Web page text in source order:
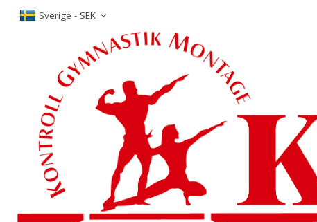
Sverige - SEK